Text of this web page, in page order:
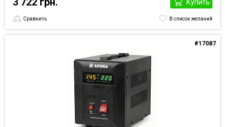
Купить
Сравнить В список желаний
#17087